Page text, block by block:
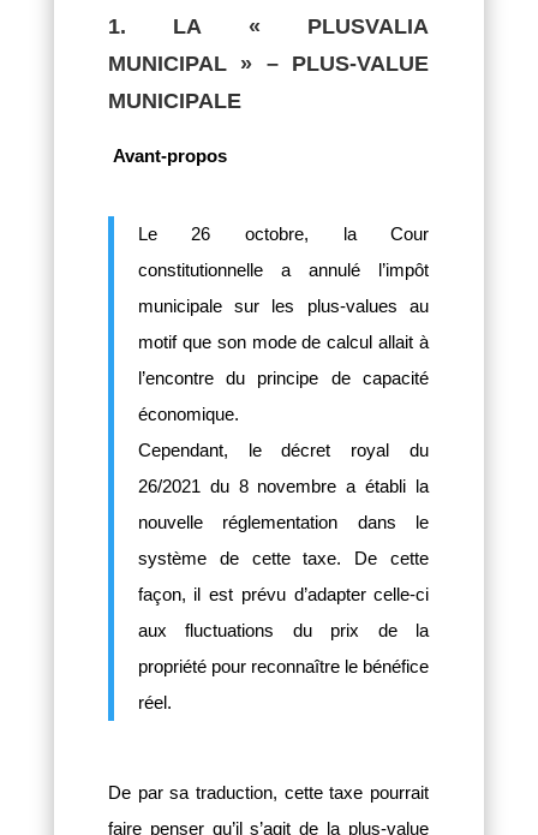
1. LA « PLUSVALIA
MUNICIPAL » – PLUS-VALUE
MUNICIPALE
Avant-propos
Le 26 octobre, la Cour
constitutionnelle a annulé l’impôt
municipale sur les plus-values au
motif que son mode de calcul allait à
l’encontre du principe de capacité
économique.
Cependant, le décret royal du
26/2021 du 8 novembre a établi la
nouvelle réglementation dans le
système de cette taxe. De cette
façon, il est prévu d’adapter celle-ci
aux fluctuations du prix de la
propriété pour reconnaître le bénéfice
réel.
De par sa traduction, cette taxe pourrait
faire penser qu’il s’agit de la plus-value